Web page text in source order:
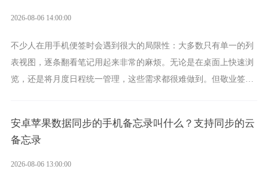
2026-08-06 14:00:00
不少人在用手机便签时会遇到很大的局限性：大多数只有单一的列
表视图，逐条翻看笔记用起来非常的麻烦。无论是在桌面上快速浏
览，还是将月度日程统一管理，这些需求都很难做到。但敬业签作
安卓苹果数据同步的手机备忘录叫什么？支持同步的云
备忘录
2026-08-06 13:00:00